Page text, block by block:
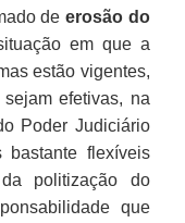
de erosão do
em que a
estão vigentes,
efetivas, na
Poder Judiciário
bastante flexíveis
politização do
que